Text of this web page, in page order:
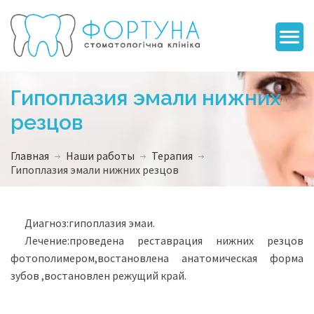
Гипоплазия эмали нижних
резцов
Главная Наши работы
Терапия
Гипоплазия эмали нижних резцов
Диагноз:гипоплазия эмаи.
Лечение:проведена реставрация нижних резцов
фотополимером,востановлена анатомическая форма
зубов ,востановлен режущий край.